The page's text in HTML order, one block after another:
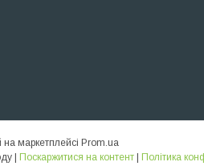
маркетплейсі Prom.ua
ТИКВА – виробництво товарів для саду та городу | Поскаржитися на контент | Політика